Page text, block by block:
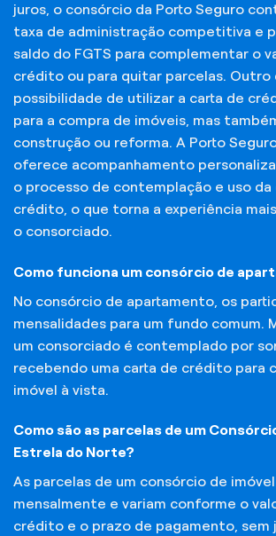
juros, o consórcio da Porto Seguro
taxa de administração competitiva e
saldo do FGTS para complementar o
crédito ou para quitar parcelas. Outro
possibilidade de utilizar a carta de
para a compra de imóveis, mas
construção ou reforma. A Porto
oferece acompanhamento
o processo de contemplação e uso da
crédito, o que torna a experiência
o consorciado.
Como funciona um consórcio de
No consórcio de apartamento, os
mensalidades para um fundo comum.
um consorciado é contemplado por
recebendo uma carta de crédito para
imóvel à vista.
Como são as parcelas de um
Estrela do Norte?
As parcelas de um consórcio de
mensalmente e variam conforme o
crédito e o prazo de pagamento, sem